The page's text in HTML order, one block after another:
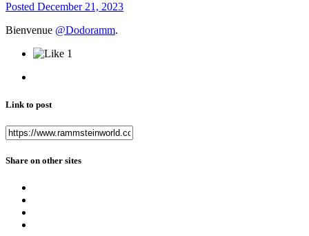
Posted December 21, 2023
Bienvenue @Dodoramm.
1
Link to post
Share on other sites